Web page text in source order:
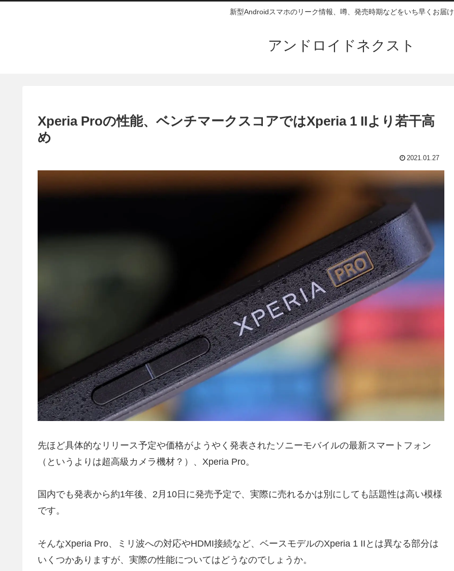
新型Androidスマホのリーク情報、噂、発売時期などをいち早くお届け
アンドロイドネクスト
Xperia Proの性能、ベンチマークスコアではXperia 1 IIより若干高
め
2021.01.27
先ほど具体的なリリース予定や価格がようやく発表されたソニーモバイルの最新スマートフォン
（というよりは超高級カメラ機材？）、Xperia Pro。
国内でも発表から約1年後、2月10日に発売予定で、実際に売れるかは別にしても話題性は高い模様
です。
そんなXperia Pro、ミリ波への対応やHDMI接続など、ベースモデルのXperia 1 IIとは異なる部分は
いくつかありますが、実際の性能についてはどうなのでしょうか。